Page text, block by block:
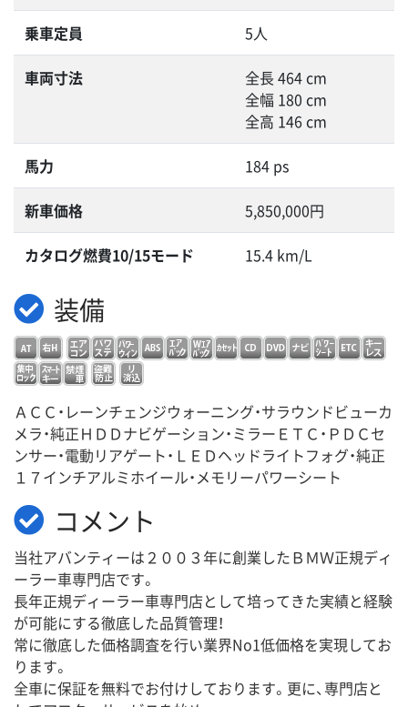
乗車定員 5人
車両寸法
全長 464 cm
全幅 180 cm
全高 146 cm
馬力 184 ps
新車価格 5,850,000円
カタログ燃費10/15モード 15.4 km/L
装備
ＡＣＣ・レーンチェンジウォーニング・サラウンドビューカ
メラ・純正ＨＤＤナビゲーション・ミラーＥＴＣ・ＰＤＣセ
ンサー・電動リアゲート・ＬＥＤヘッドライトフォグ・純正
１７インチアルミホイール・メモリーパワーシート
コメント
当社アバンティーは２００３年に創業したＢＭＷ正規ディ
ーラー車専門店です。
長年正規ディーラー車専門店として培ってきた実績と経験
が可能にする徹底した品質管理！
常に徹底した価格調査を行い業界No1低価格を実現してお
ります。
全車に保証を無料でお付けしております。更に、専門店と